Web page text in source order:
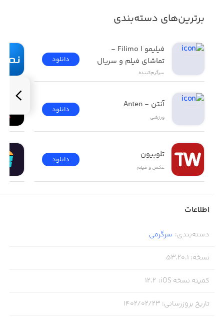
برترین‌های دسته‌بندی
تماشای فیلم و سریال
سرگرم‌کننده
دانلود
آنتن - Anten
ورزشی
دانلود
تلوبیون
عکس و فیلم
دانلود
اطلاعات
دسته‌بندی: سرگرمی
نسخه:
53.20.1
کمینه نسخه iOS :
12.2
تاریخ بروزرسانی: ۱۴۰۲/۰۲/۲۳